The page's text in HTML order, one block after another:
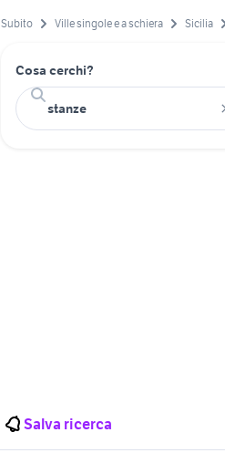
Subito Ville singole e a schiera Sicilia
Cosa cerchi?
Salva ricerca